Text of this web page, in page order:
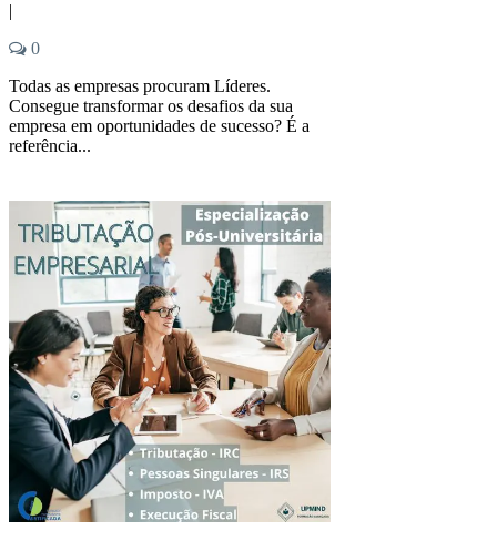
|
0
Todas as empresas procuram Líderes.
Consegue transformar os desafios da sua
empresa em oportunidades de sucesso? É a
referência...